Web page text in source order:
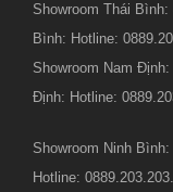
Showroom Thái
Bình: Hotline:
Showroom Nam
Định: Hotline:
Showroom Ninh
Hotline: 0889.203.203.